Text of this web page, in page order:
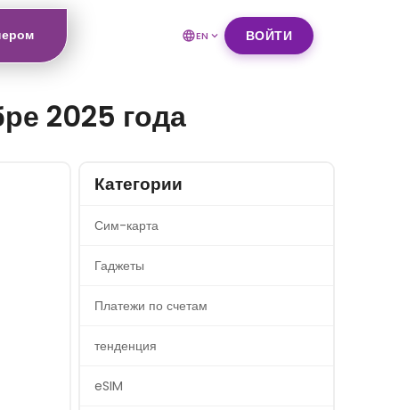
EN ВОЙТИ
2025 года
Категории
Сим-карта
Гаджеты
Платежи по счетам
тенденция
eSIM